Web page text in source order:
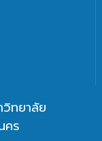
วิทยาลัย
คร